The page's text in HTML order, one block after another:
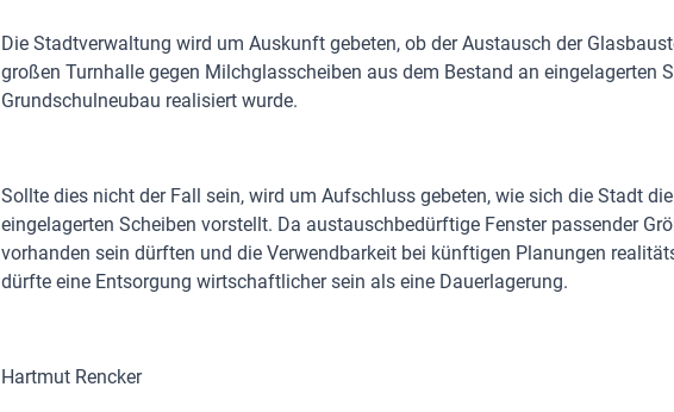
Die Stadtverwaltung wird um Auskunft gebeten, ob der Austausch der
großen Turnhalle gegen Milchglasscheiben aus dem Bestand an eingelagerten
Grundschulneubau realisiert wurde.
Sollte dies nicht der Fall sein, wird um Aufschluss gebeten, wie sich die Stadt
eingelagerten Scheiben vorstellt. Da austauschbedürftige Fenster passender
vorhanden sein dürften und die Verwendbarkeit bei künftigen Planungen
dürfte eine Entsorgung wirtschaftlicher sein als eine Dauerlagerung.
Hartmut Rencker